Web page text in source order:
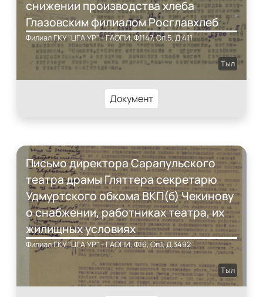
снижении производства хлеба
Глазовским филиалом Росглавхлеб
Филиал ГКУ "ЦГА УР" - ГАОПИ, Ф.1147, Оп.5, Д.411
Тыл
Документ
Письмо директора Сарапульского
театра драмы Гляттера секретарю
Удмуртского обкома ВКП(б) Чекинову
о снабжении, работниках театра, их
жилищных условиях
Филиал ГКУ "ЦГА УР" - ГАОПИ, Ф.16, Оп.1, Д.3492
Тыл